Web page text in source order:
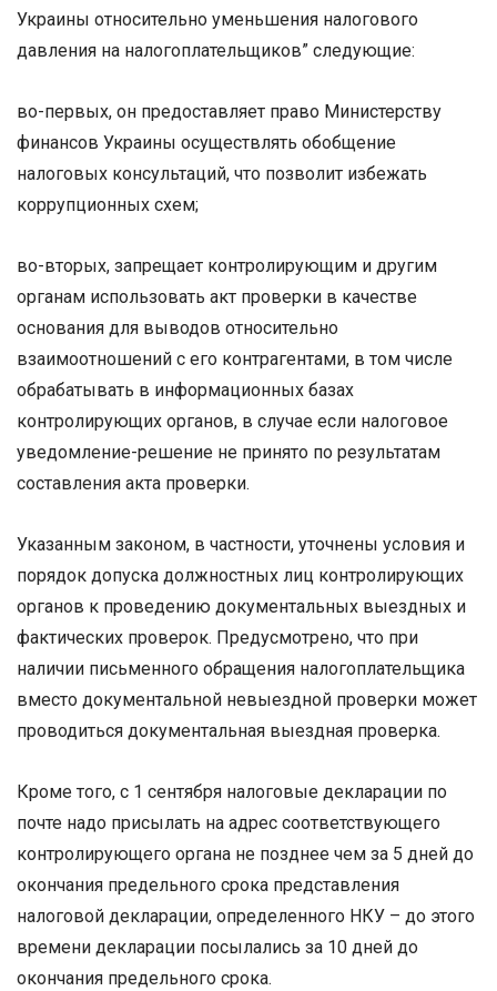
Украины относительно уменьшения налогового
давления на налогоплательщиков” следующие:
во-первых, он предоставляет право Министерству
финансов Украины осуществлять обобщение
налоговых консультаций, что позволит избежать
коррупционных схем;
во-вторых, запрещает контролирующим и другим
органам использовать акт проверки в качестве
основания для выводов относительно
взаимоотношений с его контрагентами, в том числе
обрабатывать в информационных базах
контролирующих органов, в случае если налоговое
уведомление-решение не принято по результатам
составления акта проверки.
Указанным законом, в частности, уточнены условия и
порядок допуска должностных лиц контролирующих
органов к проведению документальных выездных и
фактических проверок. Предусмотрено, что при
наличии письменного обращения налогоплательщика
вместо документальной невыездной проверки может
проводиться документальная выездная проверка.
Кроме того, с 1 сентября налоговые декларации по
почте надо присылать на адрес соответствующего
контролирующего органа не позднее чем за 5 дней до
окончания предельного срока представления
налоговой декларации, определенного НКУ – до этого
времени декларации посылались за 10 дней до
окончания предельного срока.